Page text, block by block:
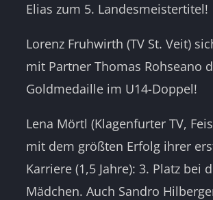
Elias zum 5. Landesmeistertitel!
Lorenz Fruhwirth (TV St. Veit)
mit Partner Thomas Rohseano
Goldmedaille im U14-Doppel!
Lena Mörtl (Klagenfurter TV,
mit dem größten Erfolg ihrer
Karriere (1,5 Jahre): 3. Platz bei
Mädchen. Auch Sandro